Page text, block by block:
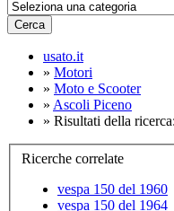
Cerca
usato.it
» Motori
» Moto e Scooter
» Ascoli Piceno
» Risultati della
Ricerche correlate
vespa 150 del 1960
vespa 150 del 1964